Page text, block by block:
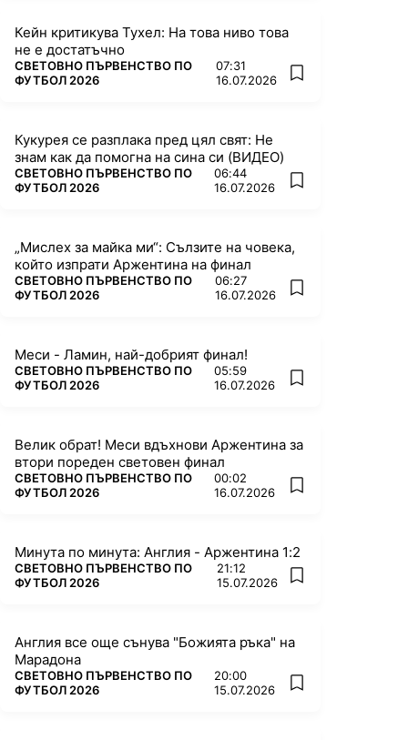
Кейн критикува Тухел: На това ниво това
не е достатъчно
ПОВЕЧЕ ОТ
СВЕТОВНО ПЪРВЕНСТВО ПО
ФУТБОЛ 2026
07:31
16.07.2026
add favorites
Кукурея се разплака пред цял свят: Не
знам как да помогна на сина си (ВИДЕО)
ПОВЕЧЕ ОТ
СВЕТОВНО ПЪРВЕНСТВО ПО
ФУТБОЛ 2026
06:44
16.07.2026
add favorites
„Мислех за майка ми“: Сълзите на човека,
който изпрати Аржентина на финал
ПОВЕЧЕ ОТ
СВЕТОВНО ПЪРВЕНСТВО ПО
ФУТБОЛ 2026
06:27
16.07.2026
add favorites
Меси - Ламин, най-добрият финал!
ПОВЕЧЕ ОТ
СВЕТОВНО ПЪРВЕНСТВО ПО
ФУТБОЛ 2026
05:59
16.07.2026
add favorites
Велик обрат! Меси вдъхнови Аржентина за
втори пореден световен финал
ПОВЕЧЕ ОТ
СВЕТОВНО ПЪРВЕНСТВО ПО
ФУТБОЛ 2026
00:02
16.07.2026
add favorites
Минута по минута: Англия - Аржентина 1:2
ПОВЕЧЕ ОТ
СВЕТОВНО ПЪРВЕНСТВО ПО
ФУТБОЛ 2026
21:12
15.07.2026
add favorites
Англия все още сънува "Божията ръка" на
Марадона
ПОВЕЧЕ ОТ
СВЕТОВНО ПЪРВЕНСТВО ПО
ФУТБОЛ 2026
20:00
15.07.2026
add favorites